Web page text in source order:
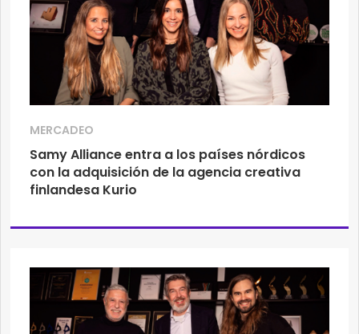
MERCADEO
Samy Alliance entra a los países nórdicos
con la adquisición de la agencia creativa
finlandesa Kurio